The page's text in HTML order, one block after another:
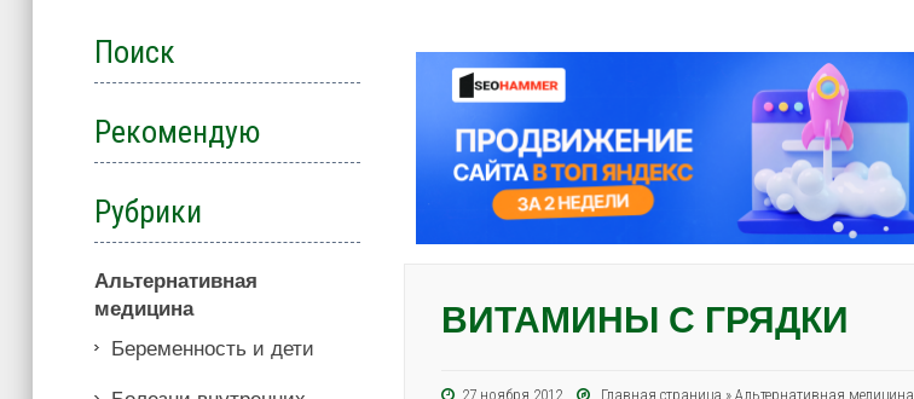
ВИТАМИНЫ С ГРЯДКИ
27 ноября 2012 Главная страница »Альтернативная медицина
Поиск
Рекомендую
Рубрики
Альтернативная
медицина
Беременность и дети